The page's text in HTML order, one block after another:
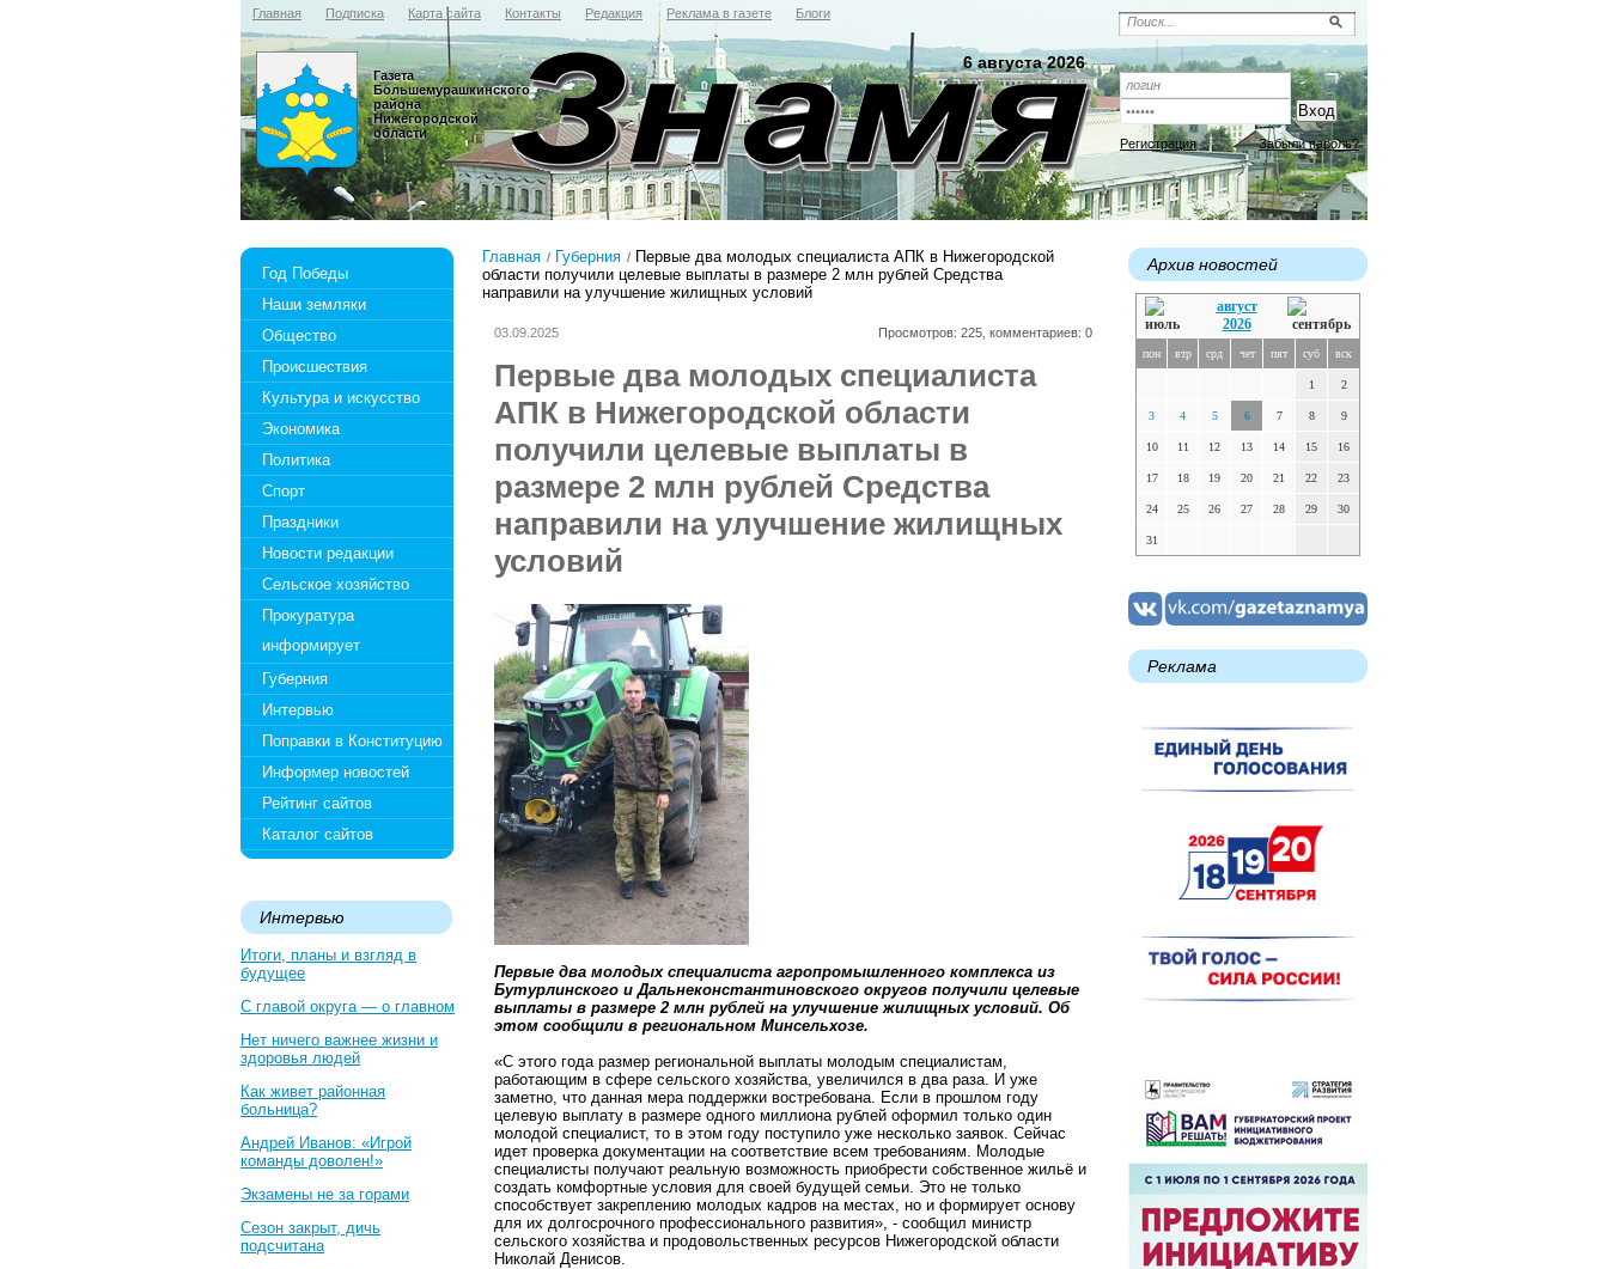
Главная Подписка Карта сайта Контакты Редакция Реклама в газете Блоги
Регистрация Забыли пароль?
6 августа 2026
Газета
Большемурашкинского
района
Нижегородской
области
Год Победы
Наши земляки
Общество
Происшествия
Культура и искусство
Экономика
Политика
Спорт
Праздники
Новости редакции
Сельское хозяйство
Прокуратура
информирует
Губерния
Интервью
Поправки в Конституцию
Информер новостей
Рейтинг сайтов
Каталог сайтов
Интервью
Итоги, планы и взгляд в
будущее
С главой округа — о главном
Нет ничего важнее жизни и
здоровья людей
Как живет районная
больница?
Андрей Иванов: «Игрой
команды доволен!»
Экзамены не за горами
Сезон закрыт, дичь
подсчитана
Главная Губерния
Первые два молодых специалиста АПК в Нижегородской
области получили целевые выплаты в размере 2 млн рублей Средства
направили на улучшение жилищных условий
03.09.2025 Просмотров: 225, комментариев: 0
Первые два молодых специалиста
АПК в Нижегородской области
получили целевые выплаты в
размере 2 млн рублей Средства
направили на улучшение жилищных
условий
Первые два молодых специалиста агропромышленного комплекса из
Бутурлинского и Дальнеконстантиновского округов получили целевые
выплаты в размере 2 млн рублей на улучшение жилищных условий. Об
этом сообщили в региональном Минсельхозе.
«С этого года размер региональной выплаты молодым специалистам,
работающим в сфере сельского хозяйства, увеличился в два раза. И уже
заметно, что данная мера поддержки востребована. Если в прошлом году
целевую выплату в размере одного миллиона рублей оформил только один
молодой специалист, то в этом году поступило уже несколько заявок. Сейчас
идет проверка документации на соответствие всем требованиям. Молодые
специалисты получают реальную возможность приобрести собственное жильё и
создать комфортные условия для своей будущей семьи. Это не только
способствует закреплению молодых кадров на местах, но и формирует основу
для их долгосрочного профессионального развития», - сообщил министр
сельского хозяйства и продовольственных ресурсов Нижегородской области
Николай Денисов.
Архив новостей
август
2026
пон втр срд чет пят суб вск
1 2
3 4 5 6 7 8 9
10 11 12 13 14 15 16
17 18 19 20 21 22 23
24 25 26 27 28 29 30
31
Реклама